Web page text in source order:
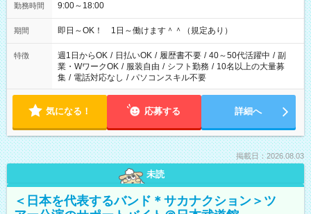
勤務時間 9:00～18:00
期間 即日～OK！ 1日～働けます＾＾（規定あり）
特徴 週1日からOK / 日払いOK / 履歴書不要 / 40～50代活躍中 / 副
業・WワークOK / 服装自由 / シフト勤務 / 10名以上の大量募
集 / 電話対応なし / パソコンスキル不要
気になる！ 応募する 詳細へ
掲載日：2026.08.03
未読
＜日本を代表するバンド＊サカナクション＞ツ